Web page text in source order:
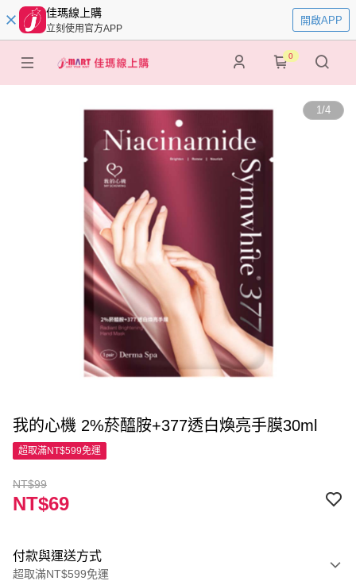
佳瑪線上購
立刻使用官方APP
開啟APP
0
1/4
我的心機 2%菸醯胺+377透白煥亮手膜30ml
超取滿NT$599免運
NT$99
NT$69
付款與運送方式
超取滿NT$599免運